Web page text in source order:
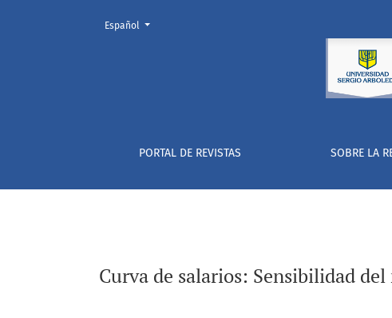
Curva de salarios: Sensibilidad del nivel de los
PORTAL DE REVISTAS SOBRE LA
Cambiar el idioma. El actual es:
Español
Curva de salarios: Sensibilidad